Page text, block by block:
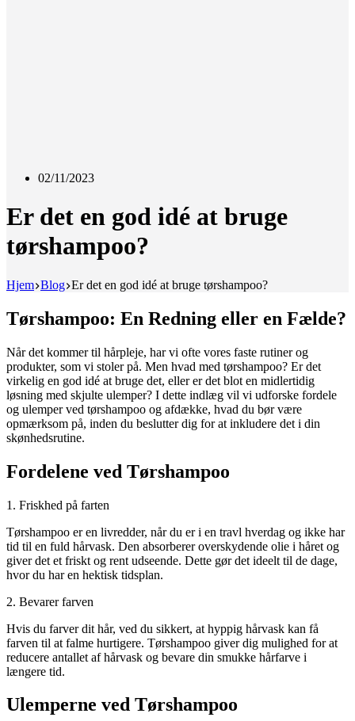
02/11/2023
Er det en god idé at bruge
tørshampoo?
Hjem Blog Er det en god idé at bruge tørshampoo?
Tørshampoo: En Redning eller en Fælde?
Når det kommer til hårpleje, har vi ofte vores faste rutiner og
produkter, som vi stoler på. Men hvad med tørshampoo? Er det
virkelig en god idé at bruge det, eller er det blot en midlertidig
løsning med skjulte ulemper? I dette indlæg vil vi udforske fordele
og ulemper ved tørshampoo og afdække, hvad du bør være
opmærksom på, inden du beslutter dig for at inkludere det i din
skønhedsrutine.
Fordelene ved Tørshampoo
1. Friskhed på farten
Tørshampoo er en livredder, når du er i en travl hverdag og ikke har
tid til en fuld hårvask. Den absorberer overskydende olie i håret og
giver det et friskt og rent udseende. Dette gør det ideelt til de dage,
hvor du har en hektisk tidsplan.
2. Bevarer farven
Hvis du farver dit hår, ved du sikkert, at hyppig hårvask kan få
farven til at falme hurtigere. Tørshampoo giver dig mulighed for at
reducere antallet af hårvask og bevare din smukke hårfarve i
længere tid.
Ulemperne ved Tørshampoo